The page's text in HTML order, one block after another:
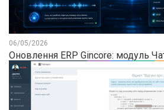
06/05/2026
Оновлення ERP Gincore: модуль